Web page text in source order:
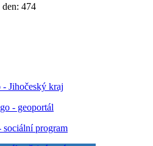
den: 474